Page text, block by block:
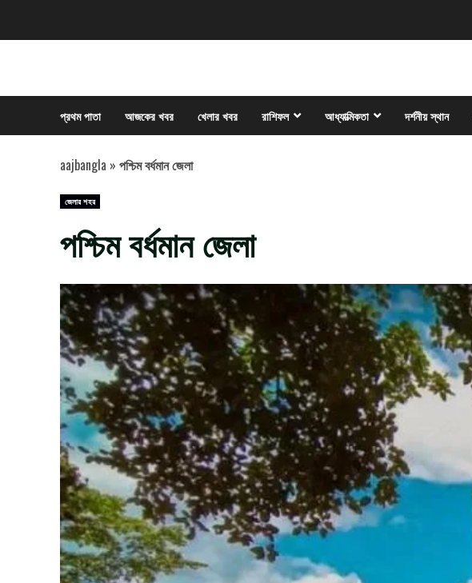
প্রথম পাতা আজকের খবর খেলার খবর রাশিফল আধ্যাত্মিকতা দর্শনীয় স্থান
aajbangla » পশ্চিম বর্ধমান জেলা
জেলার শহর
পশ্চিম বর্ধমান জেলা